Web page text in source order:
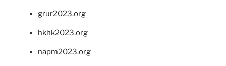
grur2023.org
hkhk2023.org
napm2023.org